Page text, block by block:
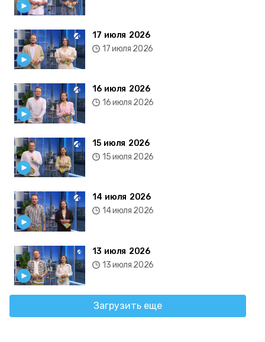
17 июля 2026
17 июля 2026
16 июля 2026
16 июля 2026
15 июля 2026
15 июля 2026
14 июля 2026
14 июля 2026
13 июля 2026
13 июля 2026
Загрузить еще